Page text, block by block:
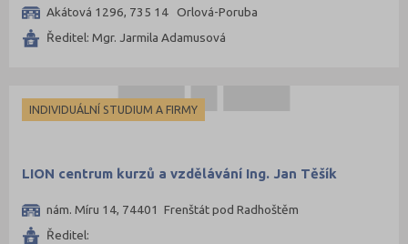
Akátová 1296, 735 14 Orlová-Poruba
Ředitel: Mgr. Jarmila Adamusová
INDIVIDUÁLNÍ STUDIUM A FIRMY
LION centrum kurzů a vzdělávání Ing. Jan Těšík
nám. Míru 14, 74401 Frenštát pod Radhoštěm
Ředitel: